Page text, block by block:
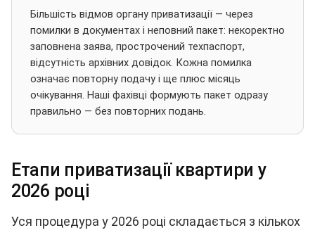
Більшість відмов органу приватизації — через
помилки в документах і неповний пакет: некоректно
заповнена заява, прострочений техпаспорт,
відсутність архівних довідок. Кожна помилка
означає повторну подачу і ще плюс місяць
очікування. Наші фахівці формують пакет одразу
правильно — без повторних подань.
Етапи приватизації квартири у
2026 році
Уся процедура у 2026 році складається з кількох